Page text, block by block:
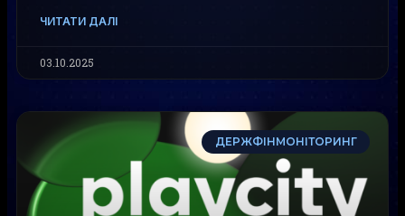
ЧИТАТИ ДАЛІ
03.10.2025
ДЕРЖФІНМОНІТОРИНГ